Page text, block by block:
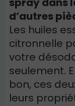
d’autres
Les huiles
citronnelle
votre
seulement.
bon, ces
leurs